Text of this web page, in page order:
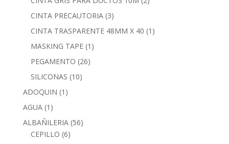
CINTA PRECAUTORIA (3)
CINTA TRASPARENTE 48MM X 40 (1)
MASKING TAPE (1)
PEGAMENTO (26)
SILICONAS (10)
ADOQUIN (1)
AGUA (1)
ALBAÑILERIA (56)
CEPILLO (6)